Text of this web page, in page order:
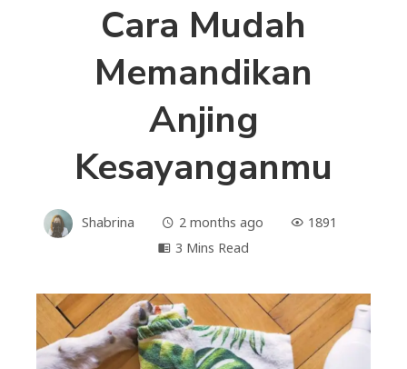
Cara Mudah
Memandikan
Anjing
Kesayanganmu
Shabrina 2 months ago
1891
3 Mins Read